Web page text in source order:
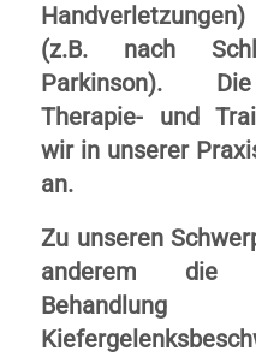
(z.B. nach
Parkinson).
Therapie- und
wir in unserer
an.
Zu unseren
anderem die